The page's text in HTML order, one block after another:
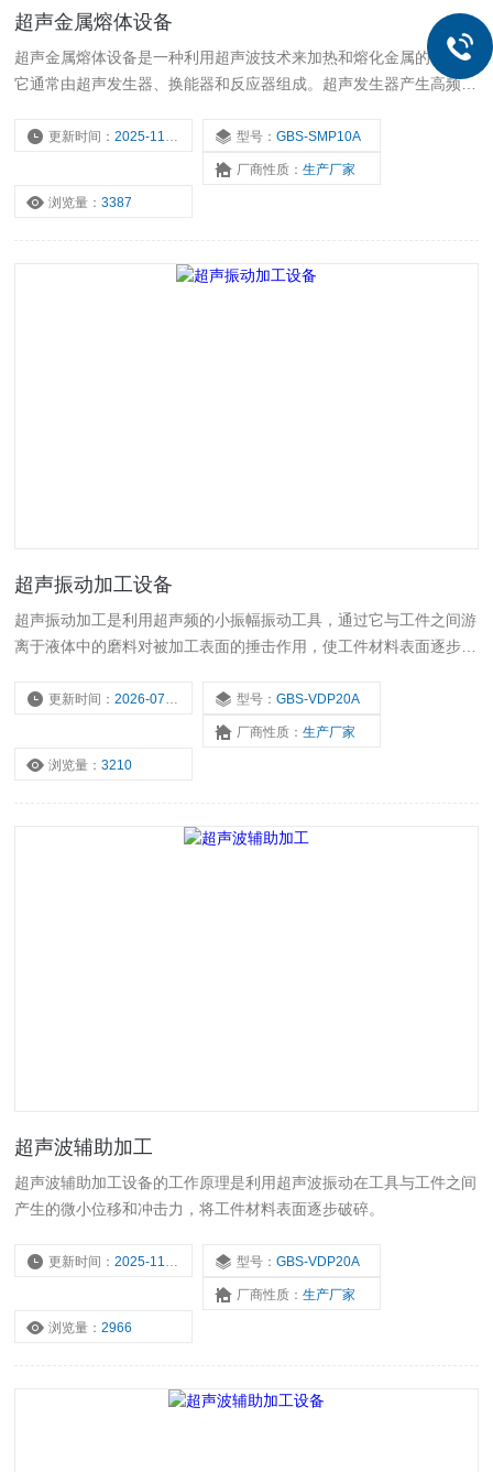
超声金属熔体设备
超声金属熔体设备是一种利用超声波技术来加热和熔化金属的装置。
它通常由超声发生器、换能器和反应器组成。超声发生器产生高频电
样品上。更新时间：2025-11-16 型号： GBS-SMP10A
厂商性质： 生产厂家
浏览量：3387
超声振动加工设备
超声振动加工是利用超声频的小振幅振动工具，通过它与工件之间游
离于液体中的磨料对被加工表面的捶击作用，使工件材料表面逐步破
磨、切割、成型等。
更新时间：2026-07-07 型号： GBS-VDP20A
厂商性质： 生产厂家
浏览量：3210
超声波辅助加工
超声波辅助加工设备的工作原理是利用超声波振动在工具与工件之间
产生的微小位移和冲击力，将工件材料表面逐步破碎。
更新时间：2025-11-16 型号： GBS-VDP20A
厂商性质： 生产厂家
浏览量：2966